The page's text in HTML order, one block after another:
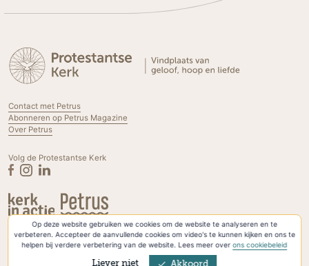
Op deze website gebruiken we cookies om de website te analyseren en te
verbeteren. Accepteer de aanvullende cookies om video's te kunnen kijken en ons te
helpen bij verdere verbetering van de website. Lees meer overons cookiebeleid
Liever niet
Contact met Petrus
Abonneren op Petrus Magazine
Over Petrus
Volg de Protestantse Kerk
Privacyverklaring & Cookies